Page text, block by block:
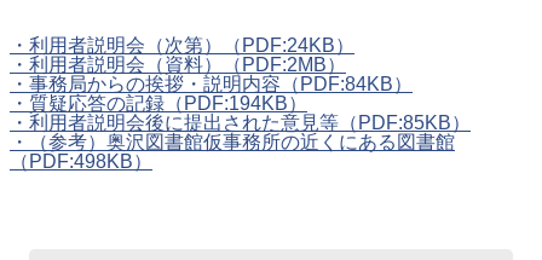
・利用者説明会（次第）
（PDF:24KB）
・利用者説明会（資料）
（PDF:2MB）
・事務局からの挨拶・説明内容 （PDF:84KB）
・質疑応答の記録 （PDF:194KB）
・利用者説明会後に提出された意見等 （PDF:85KB）
・（参考）奥沢図書館仮事務所の近くにある図書館
（PDF:498KB）